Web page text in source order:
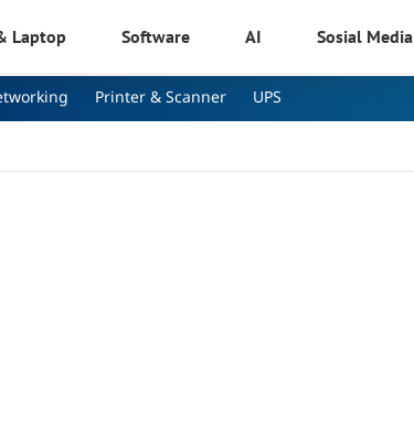
Laptop Software AI Sosial Media
Printer & Scanner UPS